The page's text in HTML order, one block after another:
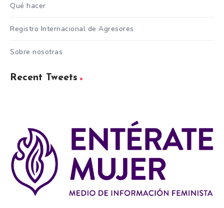
Qué hacer
Registro Internacional de Agresores
Sobre nosotras
Recent Tweets